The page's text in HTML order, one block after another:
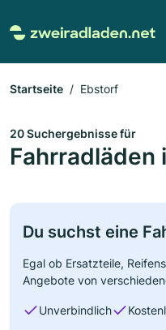
Startseite Ebstorf
20 Suchergebnisse für
Fahrradläden
Du suchst eine
Egal ob Ersatzteile,
Angebote von
Unverbindlich